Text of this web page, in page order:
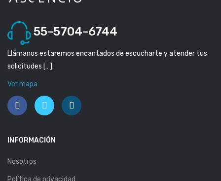
55-5704-6744
Llámanos estaremos encantados de escucharte y atender tus
solicitudes […].
Ver mapa
INFORMACIÓN
Nosotros